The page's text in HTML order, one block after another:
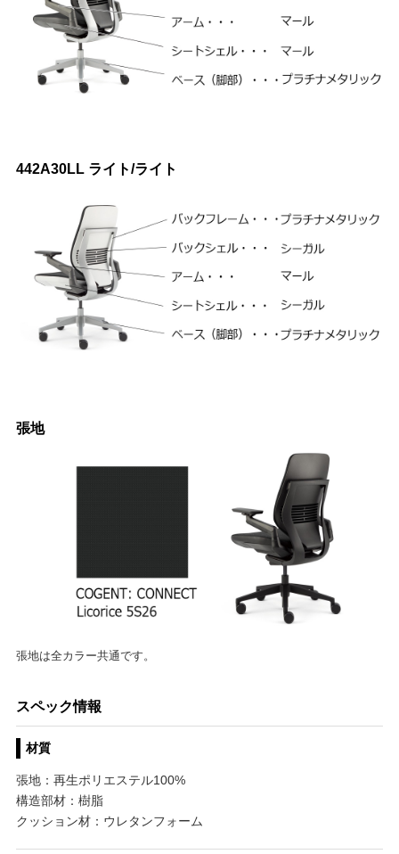
442A30LL ライト/ライト
張地
張地は全カラー共通です。
スペック情報
材質
張地：再生ポリエステル100%
構造部材：樹脂
クッション材：ウレタンフォーム